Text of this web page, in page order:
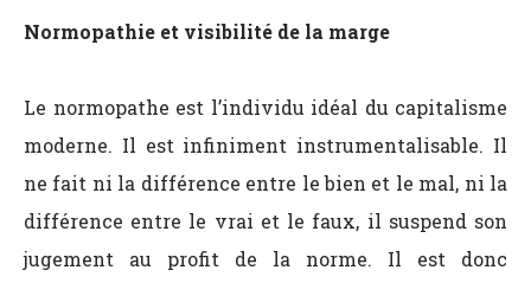
Normopathie et visibilité de la marge
Le normopathe est l’individu idéal du capitalisme
moderne. Il est infiniment instrumentalisable. Il
ne fait ni la différence entre le bien et le mal, ni la
différence entre le vrai et le faux, il suspend son
jugement au profit de la norme. Il est donc